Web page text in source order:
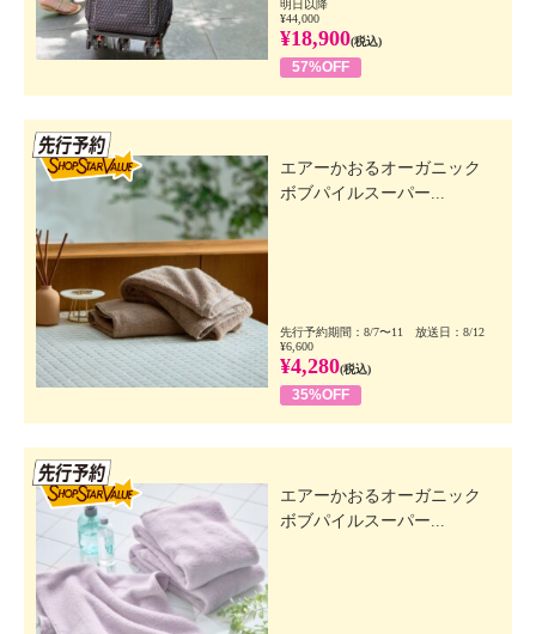
明日以降
¥44,000
¥18,900(税込)
57%OFF
エアーかおるオーガニック
ボブパイルスーパー...
先行予約期間：8/7〜11 放送日：8/12
¥6,600
¥4,280(税込)
35%OFF
エアーかおるオーガニック
ボブパイルスーパー...